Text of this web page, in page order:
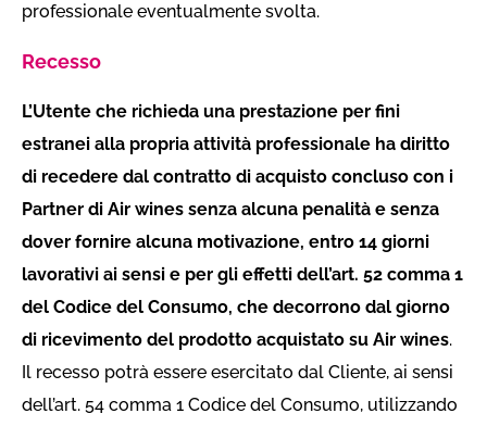
professionale eventualmente svolta.
Recesso
L’Utente che richieda una prestazione per fini
estranei alla propria attività professionale ha diritto
di recedere dal contratto di acquisto concluso con i
Partner di Air wines senza alcuna penalità e senza
dover fornire alcuna motivazione, entro 14 giorni
lavorativi ai sensi e per gli effetti dell’art. 52 comma 1
del Codice del Consumo, che decorrono dal giorno
di ricevimento del prodotto acquistato su Air wines.
Il recesso potrà essere esercitato dal Cliente, ai sensi
dell’art. 54 comma 1 Codice del Consumo, utilizzando